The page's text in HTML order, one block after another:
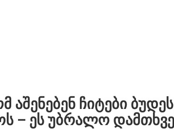
აშენებენ ჩიტები
– ეს უბრალო